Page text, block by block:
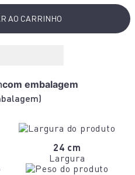
AO CARRINHO
)
com embalagem
24 cm
Largura